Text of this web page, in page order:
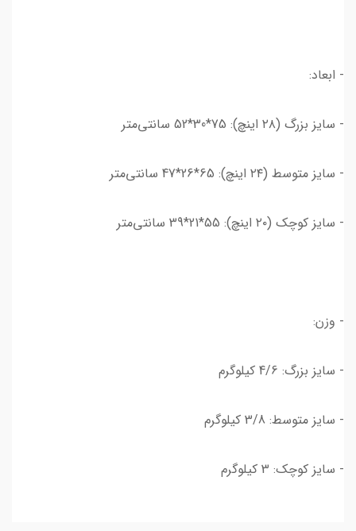
- ابعاد:
- سایز بزرگ (۲۸ اینچ): 75*30*52 سانتی‌متر
- سایز متوسط (۲۴ اینچ): 65*26*47 سانتی‌متر
- سایز کوچک (۲۰ اینچ): 55*21*39 سانتی‌متر
- وزن:
- سایز بزرگ: 4/6 کیلوگرم
- سایز متوسط: 3/8 کیلوگرم
- سایز کوچک: 3 کیلوگرم